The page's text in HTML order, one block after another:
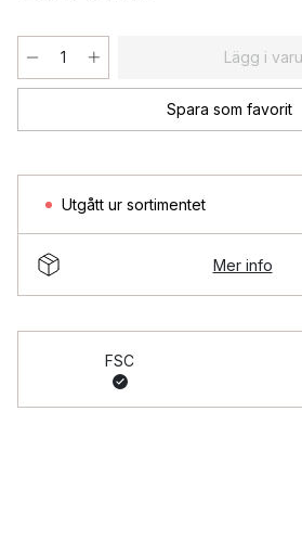
Lägg i
Spara som favorit
Utgått ur sortimentet
Mer info
FSC